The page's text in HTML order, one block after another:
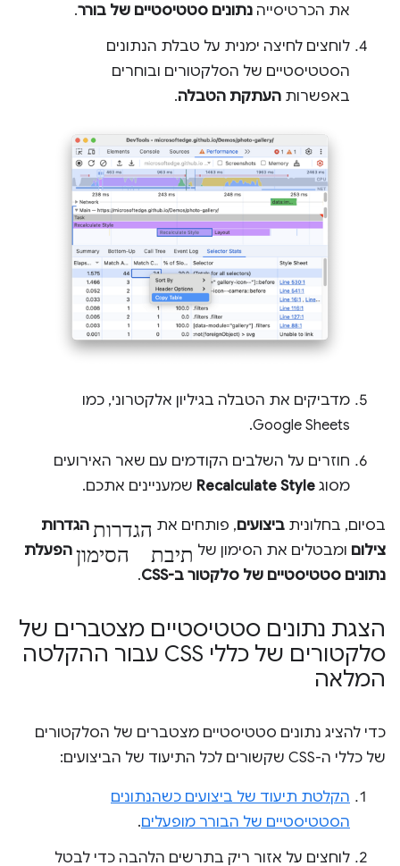
את הכרטיסייה נתונים סטטיסטיים של בורר.
לוחצים לחיצה ימנית על טבלת הנתונים
הסטטיסטיים של הסלקטורים ובוחרים
באפשרות העתקת הטבלה.
מדביקים את הטבלה בגיליון אלקטרוני, כמו
Google Sheets.
חוזרים על השלבים הקודמים עם שאר האירועים
מסוג Recalculate Style שמעניינים אתכם.
בסיום, בחלונית ביצועים, פותחים את הגדרות הגדרות
צילום ומבטלים את הסימון של תיבת הסימון הפעלת
נתונים סטטיסטיים של סלקטור ב-CSS
.
הצגת נתונים סטטיסטיים מצטברים של
סלקטורים של כללי CSS עבור ההקלטה
המלאה
כדי להציג נתונים סטטיסטיים מצטברים של הסלקטורים
של כללי ה-CSS שקשורים לכל התיעוד של הביצועים:
הקלטת תיעוד של ביצועים כשהנתונים
הסטטיסטיים של הבורר מופעלים.
לוחצים על אזור ריק בתרשים הלהבה כדי לבטל